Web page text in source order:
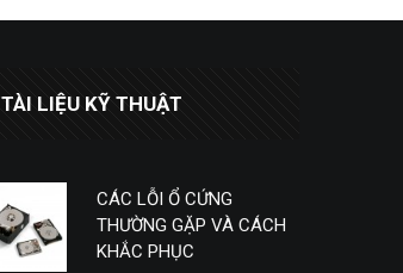
TÀI LIỆU KỸ THUẬT
CÁC LỖI Ổ CỨNG
THƯỜNG GẶP VÀ CÁCH
KHẮC PHỤC